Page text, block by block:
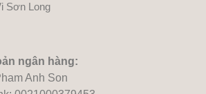
Sơn Long
ngân hàng:
Anh Son